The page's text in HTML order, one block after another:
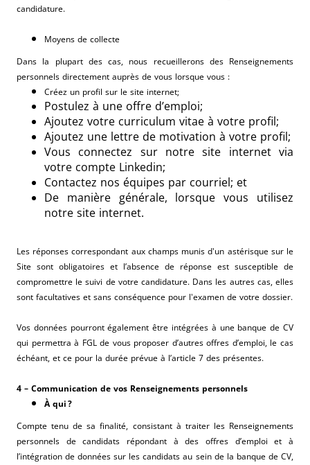
candidature.
Moyens de collecte
Dans la plupart des cas, nous recueillerons des Renseignements
personnels directement auprès de vous lorsque vous :
Créez un profil sur le site internet;
Postulez à une offre d’emploi;
Ajoutez votre curriculum vitae à votre profil;
Ajoutez une lettre de motivation à votre profil;
Vous connectez sur notre site internet via
votre compte Linkedin;
Contactez nos équipes par courriel; et
De manière générale, lorsque vous utilisez
notre site internet.
Les réponses correspondant aux champs munis d'un astérisque sur le
Site sont obligatoires et l’absence de réponse est susceptible de
compromettre le suivi de votre candidature. Dans les autres cas, elles
sont facultatives et sans conséquence pour l'examen de votre dossier.
Vos données pourront également être intégrées à une banque de CV
qui permettra à FGL de vous proposer d’autres offres d’emploi, le cas
échéant, et ce pour la durée prévue à l’article 7 des présentes.
4 – Communication de vos Renseignements personnels
À qui ?
Compte tenu de sa finalité, consistant à traiter les Renseignements
personnels de candidats répondant à des offres d’emploi et à
l’intégration de données sur les candidats au sein de la banque de CV,